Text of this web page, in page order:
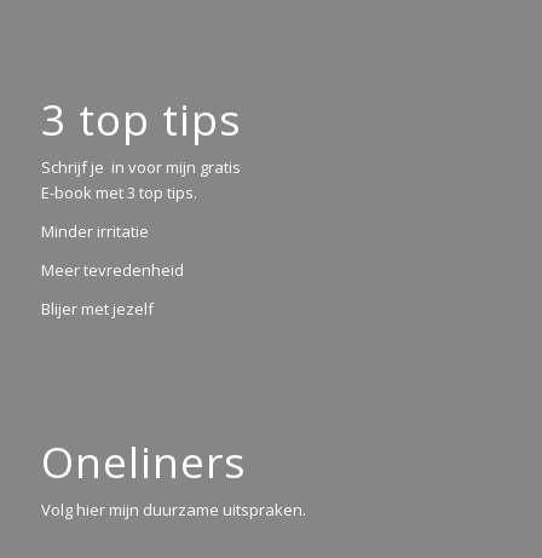
3 top tips
Schrijf je in voor mijn gratis
E-book met 3 top tips.
Minder irritatie
Meer tevredenheid
Blijer met jezelf
Oneliners
Volg hier mijn duurzame uitspraken.